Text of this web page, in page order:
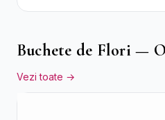
Buchete de Flori —
Vezi toate →